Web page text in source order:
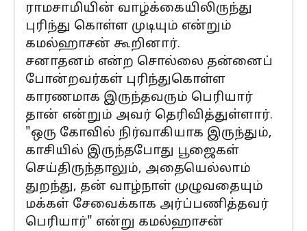
ராமசாமியின் வாழ்க்கையிலிருந்து
புரிந்து கொள்ள முடியும் என்றும்
கமல்ஹாசன் கூறினார்.
சனாதனம் என்ற சொல்லை தன்னைப்
போன்றவர்கள் புரிந்துகொள்ள
காரணமாக இருந்தவரும் பெரியார்
தான் என்றும் அவர் தெரிவித்துள்ளார்.
"ஒரு கோவில் நிர்வாகியாக இருந்தும்,
காசியில் இருந்தபோது பூஜைகள்
செய்திருந்தாலும், அதையெல்லாம்
துறந்து, தன் வாழ்நாள் முழுவதையும்
மக்கள் சேவைக்காக அர்ப்பணித்தவர்
பெரியார்" என்று கமல்ஹாசன்